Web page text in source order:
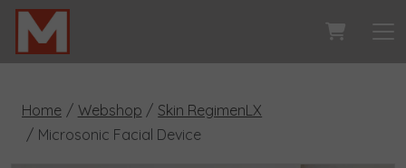
Home Webshop
Skin RegimenLX
Microsonic Facial Device